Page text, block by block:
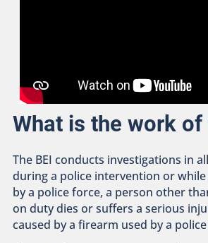
What is the work of
The BEI conducts investigations in
during a police intervention or
by a police force, a person other
on duty dies or suffers a serious
caused by a firearm used by a